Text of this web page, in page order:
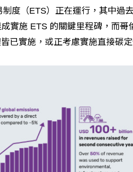
度（ETS）正在運行，其中過
實施 ETS 的關鍵里程碑，而哥
已實施，或正考慮實施直接碳定